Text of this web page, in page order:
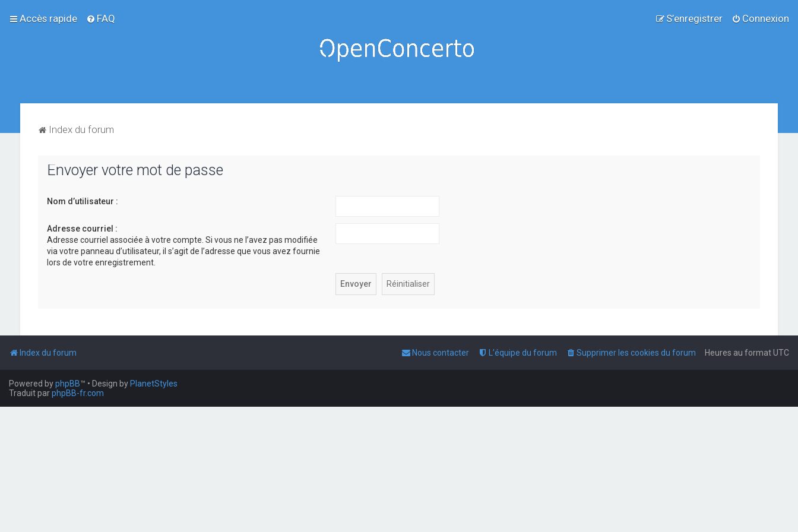
Accès rapide FAQ Connexion
S’enregistrer
Index du forum
Envoyer votre mot de passe
Nom d’utilisateur :
Adresse courriel :
Adresse courriel associée à votre compte. Si vous ne l’avez pas modifiée
via votre panneau d’utilisateur, il s’agit de l’adresse que vous avez fournie
lors de votre enregistrement.
Index du forum Heures au formatUTC
Supprimer les cookies du forum
L’équipe du forum
Nous contacter
Powered byphpBB™ • Design by PlanetStyles
Traduit parphpBB-fr.com